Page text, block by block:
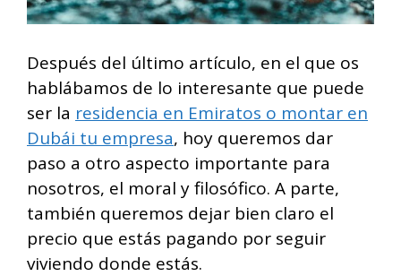
Después del último artículo, en el que os
hablábamos de lo interesante que puede
ser la residencia en Emiratos o montar en
Dubái tu empresa, hoy queremos dar
paso a otro aspecto importante para
nosotros, el moral y filosófico. A parte,
también queremos dejar bien claro el
precio que estás pagando por seguir
viviendo donde estás.